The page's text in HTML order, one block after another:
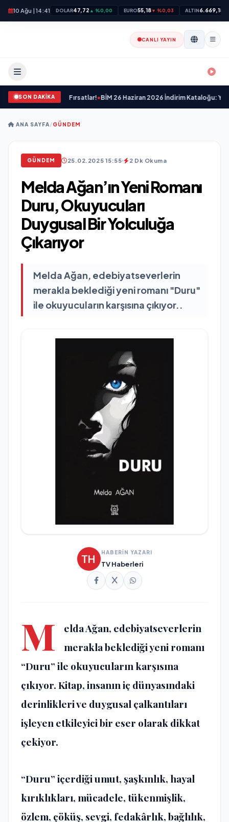
10 Ağu | 14:41 DOLAR47,72 ▲ %0,00 EURO55,18▼ %0,03 ALTIN6.669,18
CANLI YAYIN
SON DAKİKA
Nefes Kesen Fırsatlar!•BİM 26 Haziran 2026 İndirim Kataloğu: Yazınızı
ANA SAYFA/GÜNDEM
GÜNDEM 25.02.2025 15:55 2 Dk Okuma
Melda Ağan’ın Yeni Romanı
Duru, Okuyucuları
Duygusal Bir Yolculuğa
Çıkarıyor
Melda Ağan, edebiyatseverlerin
merakla beklediği yeni romanı "Duru"
ile okuyucuların karşısına çıkıyor..
HABERİN YAZARI
TV Haberleri
M
elda Ağan, edebiyatseverlerin
merakla beklediği yeni romanı
“Duru” ile okuyucuların karşısına
çıkıyor. Kitap, insanın iç dünyasındaki
derinlikleri ve duygusal çalkantıları
işleyen etkileyici bir eser olarak dikkat
çekiyor.
“Duru” içerdiği umut, şaşkınlık, hayal
kırıklıkları, mücadele, tükenmişlik,
özlem, çöküş, sevgi, fedakârlık, bağlılık,